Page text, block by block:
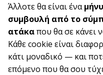
Άλλοτε θα είναι ένα
συμβουλή από το
ατάκαπου θα σε κάνει
Κάθε cookie είναι
κάτι μοναδικό — και
επόμενο που θα σου